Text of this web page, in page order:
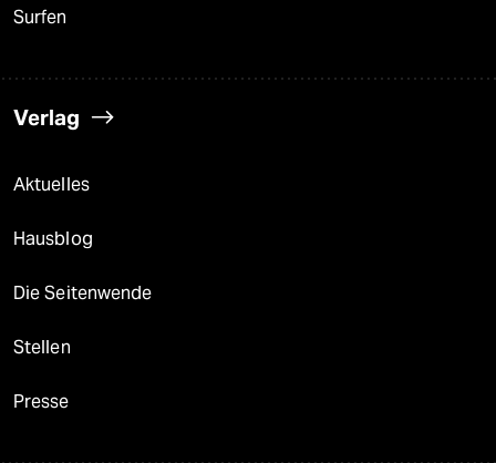
Surfen
Verlag
Aktuelles
Hausblog
Die Seitenwende
Stellen
Presse